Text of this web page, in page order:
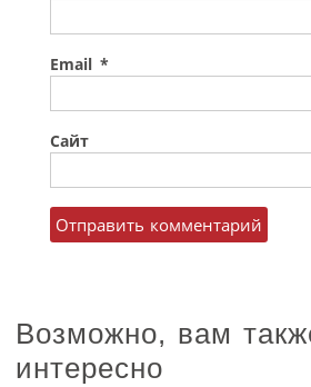
Email *
Сайт
Возможно, вам
интересно